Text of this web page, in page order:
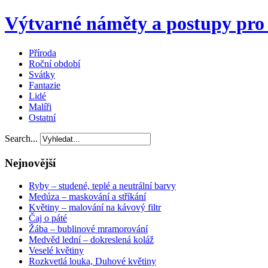
Výtvarné náměty a postupy
Příroda
Roční období
Svátky
Fantazie
Lidé
Malíři
Ostatní
Search...
Nejnovější
Ryby – studené, teplé a neutrální barvy
Medúza – maskování a stříkání
Květiny – malování na kávový filtr
Čaj o páté
Žába – bublinové mramorování
Medvěd lední – dokreslená koláž
Veselé květiny
Rozkvetlá louka, Duhové květiny